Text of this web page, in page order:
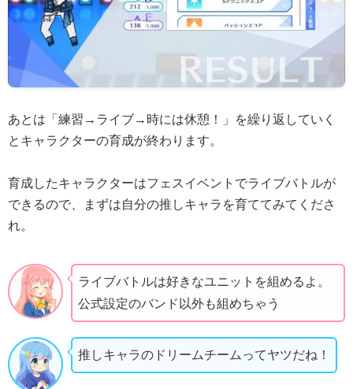
あとは「練習→ライブ→時には休憩！」を繰り返していく
とキャラクターの育成が終わります。
育成したキャラクターはフェスイベントでライブバトルが
できるので、まずは自分の推しキャラを育ててみてくださ
れ。
ライブバトルは好きなユニットを組めるよ。
公式設定のバンド以外も組めちゃう
推しキャラのドリームチームってヤツだね！